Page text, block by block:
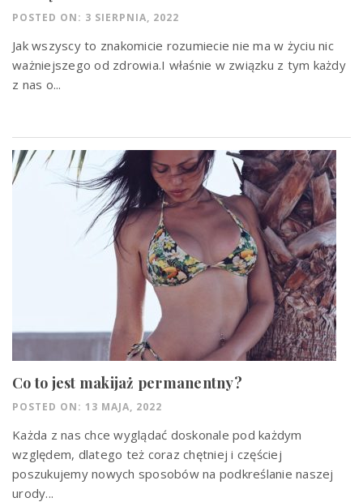
POSTED ON: 3 SIERPNIA, 2022
Jak wszyscy to znakomicie rozumiecie nie ma w życiu nic
ważniejszego od zdrowia.I właśnie w związku z tym każdy
z nas o...
Co to jest makijaż permanentny?
POSTED ON: 13 MAJA, 2022
Każda z nas chce wyglądać doskonale pod każdym
względem, dlatego też coraz chętniej i częściej
poszukujemy nowych sposobów na podkreślanie naszej
urody...